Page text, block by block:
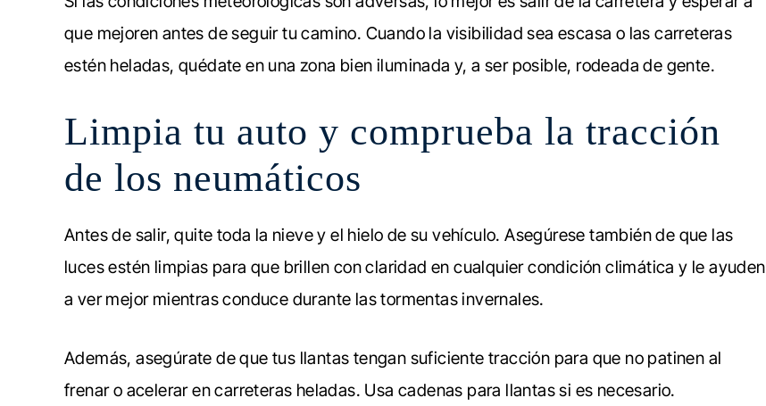
que mejoren antes de seguir tu camino. Cuando la visibilidad sea escasa o las carreteras
estén heladas, quédate en una zona bien iluminada y, a ser posible, rodeada de gente.
Limpia tu auto y comprueba la tracción
de los neumáticos
Antes de salir, quite toda la nieve y el hielo de su vehículo. Asegúrese también de que las
luces estén limpias para que brillen con claridad en cualquier condición climática y le ayuden
a ver mejor mientras conduce durante las tormentas invernales.
Además, asegúrate de que tus llantas tengan suficiente tracción para que no patinen al
frenar o acelerar en carreteras heladas. Usa cadenas para llantas si es necesario.